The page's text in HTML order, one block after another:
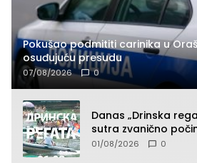
Pokušao podmititi carinika u
osuđujuću presudu
07/08/2026 0
Danas „Drinska
sutra zvanično
01/08/2026 0